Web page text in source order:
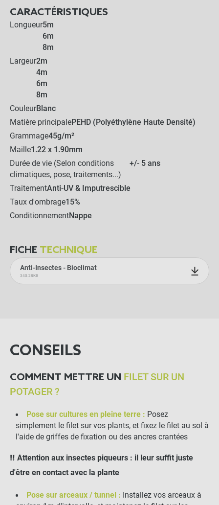
CARACTÉRISTIQUES
Longueur5m
6m
8m
Largeur2m
4m
6m
8m
CouleurBlanc
Matière principalePEHD (Polyéthylène Haute Densité)
Grammage45g/m²
Maille1.22 x 1.90mm
Durée de vie (Selon conditions
climatiques, pose, traitements...)
+/- 5 ans
TraitementAnti-UV & Imputrescible
Taux d'ombrage15%
ConditionnementNappe
FICHE TECHNIQUE
Anti-Insectes - Bioclimat
340.28KB
CONSEILS
COMMENT METTRE UN FILET SUR UN
POTAGER ?
Pose sur cultures en pleine terre : Posez
simplement le filet sur vos plants, et fixez le filet au sol à
l'aide de griffes de fixation ou des ancres crantées
‼️ Attention aux insectes piqueurs : il leur suffit juste
d'être en contact avec la plante
Pose sur arceaux / tunnel : Installez vos arceaux à